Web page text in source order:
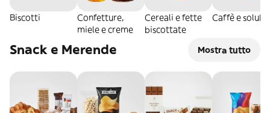
Biscotti
Confetture,
miele e creme
Cereali e fette
biscottate
Caffè e
Snack e Merende Mostra tutto